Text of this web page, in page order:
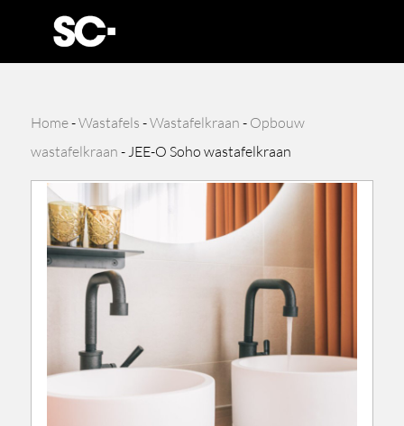
Home-Wastafels -Wastafelkraan - Opbouw
wastafelkraan -JEE-O Soho wastafelkraan